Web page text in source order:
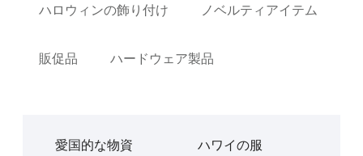
ハロウィンの飾り付け ノベルティアイテム
販促品 ハードウェア製品
愛国的な物資 ハワイの服